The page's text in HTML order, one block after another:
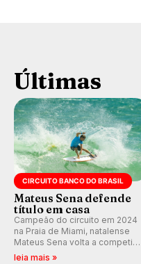
Últimas
CIRCUITO BANCO DO BRASIL
Mateus Sena defende
título em casa
Campeão do circuito em 2024
na Praia de Miami, natalense
Mateus Sena volta a competir
em casa em busca de manter a
leia mais »